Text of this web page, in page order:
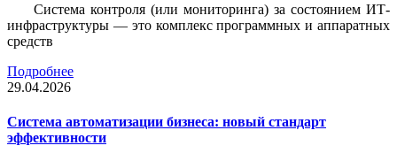
Система контроля (или мониторинга) за состоянием ИТ-
инфраструктуры — это комплекс программных и аппаратных
средств
Подробнее
29.04.2026
Система автоматизации бизнеса: новый стандарт
эффективности